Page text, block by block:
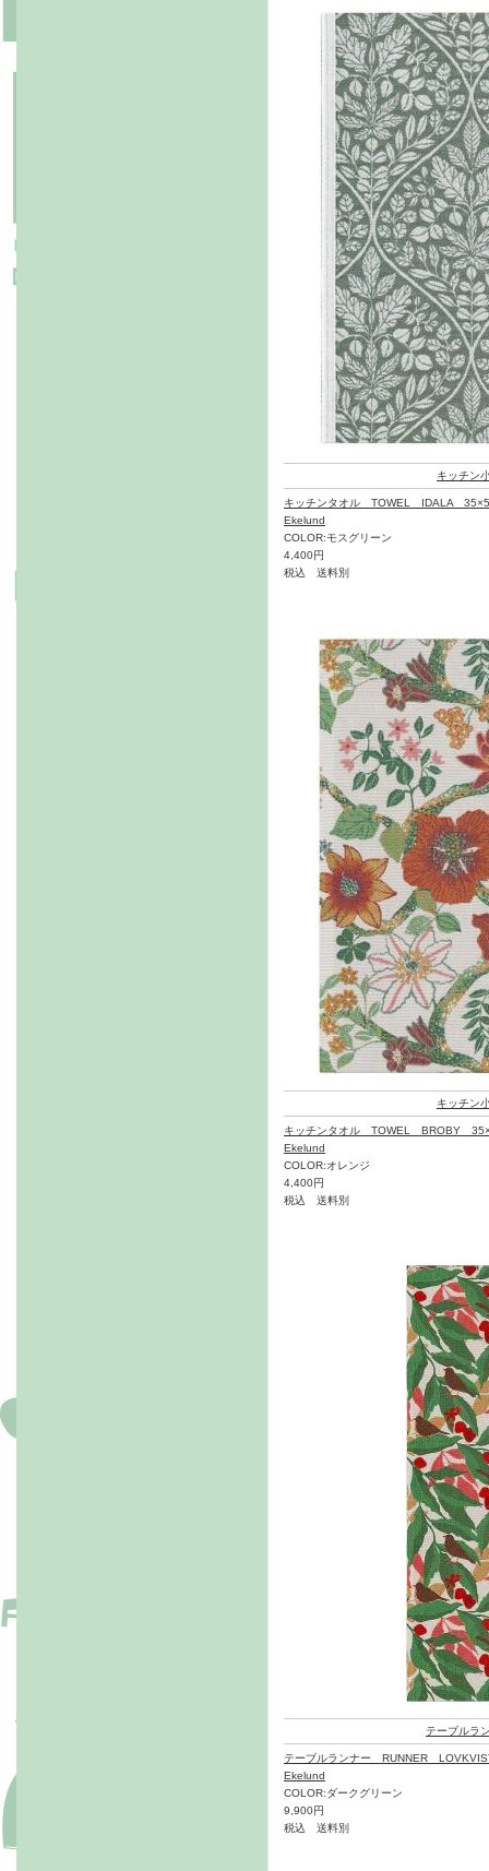
キッチン
キッチンタオル TOWEL IDALA
Ekelund
COLOR:モスグリーン
4,400円
税込 送料別
キッチン
キッチンタオル TOWEL BROBY
Ekelund
COLOR:オレンジ
4,400円
税込 送料別
テーブルラ
テーブルランナー RUNNER
Ekelund
COLOR:ダークグリーン
9,900円
税込 送料別